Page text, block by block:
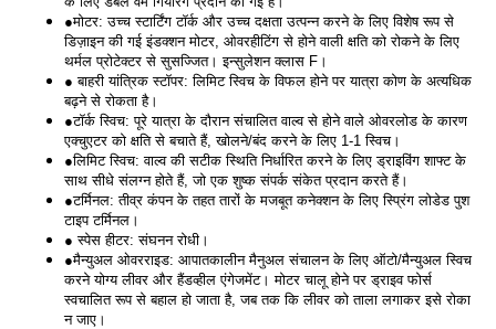
●मोटर: उच्च स्टार्टिंग टॉर्क और उच्च दक्षता उत्पन्न करने के लिए विशेष रूप से
डिज़ाइन की गई इंडक्शन मोटर, ओवरहीटिंग से होने वाली क्षति को रोकने के लिए
थर्मल प्रोटेक्टर से सुसज्जित। इन्सुलेशन क्लास F।
● बाहरी यांत्रिक स्टॉपर: लिमिट स्विच के विफल होने पर यात्रा कोण के अत्यधिक
बढ़ने से रोकता है।
●टॉर्क स्विच: पूरे यात्रा के दौरान संचालित वाल्व से होने वाले ओवरलोड के कारण
एक्चुएटर को क्षति से बचाते हैं, खोलने/बंद करने के लिए 1-1 स्विच।
●लिमिट स्विच: वाल्व की सटीक स्थिति निर्धारित करने के लिए ड्राइविंग शाफ्ट के
साथ सीधे संलग्न होते हैं, जो एक शुष्क संपर्क संकेत प्रदान करते हैं।
●टर्मिनल: तीव्र कंपन के तहत तारों के मजबूत कनेक्शन के लिए स्प्रिंग लोडेड पुश
टाइप टर्मिनल।
● स्पेस हीटर: संघनन रोधी।
●मैन्युअल ओवरराइड: आपातकालीन मैनुअल संचालन के लिए ऑटो/मैन्युअल स्विच
करने योग्य लीवर और हैंडव्हील एंगेजमेंट। मोटर चालू होने पर ड्राइव फोर्स
स्वचालित रूप से बहाल हो जाता है, जब तक कि लीवर को ताला लगाकर इसे रोका
न जाए।